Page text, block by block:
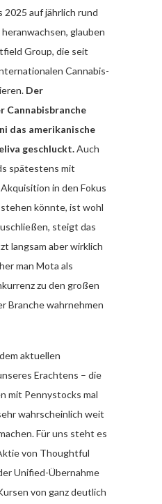
2025 auf jährlich rund
glauben
Group, die seit
Cannabis-
Der
Cannabisbranche
das amerikanische
geschluckt.Auch
spätestens mit
in den Fokus
könnte, ist wohl
steigt das
langsam aber wirklich
man Mota als
zu den großen
Branche wahrnehmen
aktuellen
Erachtens – die
mit Pennystocks mal
wahrscheinlich weit
Für uns steht es
von Thoughtful
Unified-Übernahme
von ganz deutlich